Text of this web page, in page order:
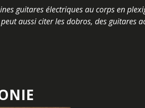
guitares électriques au corps en
aussi citer les dobros, des guitares